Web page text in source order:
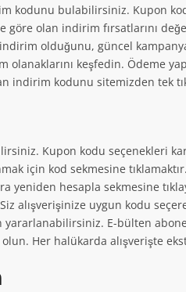
KAMPANYAYA
bedava!
KAMPANYAYA
KAMPANYAYA
seçili
KAMPANYAYA
kodunu bulabilirsiniz. Kupon
göre olan indirim fırsatlarını
olduğunu, güncel
keşfedin. Ödeme
indirim kodunu sitemizden tek
Kupon kodu seçenekleri
için kod sekmesine
yeniden hesapla sekmesine
alışverişinize uygun kodu
E-bülten
Her halükarda alışverişte